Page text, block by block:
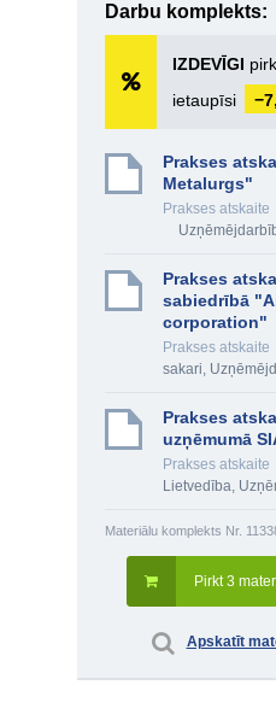
Darbu komplekts:
IZDEVĪGI
ietaupīsi
Prakses
Metalurgs"
Prakses atskaite
Prakses
sabiedrībā
corporation"
Prakses atskaite
sakari,
Prakses
uzņēmumā
Prakses atskaite
Lietvedība,
Materiālu komplekts Nr.
Pirkt 3
Apskatīt